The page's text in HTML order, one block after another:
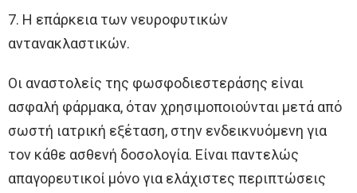
7. Η επάρκεια των νευροφυτικών
αντανακλαστικών.
Οι αναστολείς της φωσφοδιεστεράσης είναι
ασφαλή φάρμακα, όταν χρησιμοποιούνται μετά από
σωστή ιατρική εξέταση, στην ενδεικνυόμενη για
τον κάθε ασθενή δοσολογία. Είναι παντελώς
απαγορευτικοί μόνο για ελάχιστες περιπτώσεις